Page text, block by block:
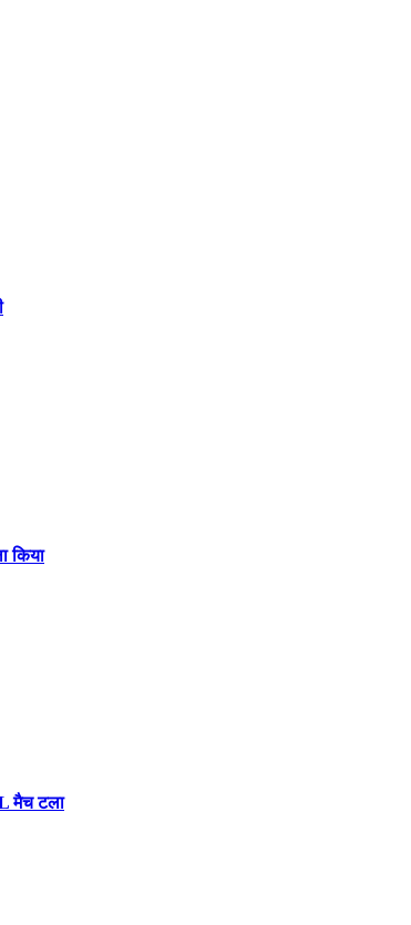
किया
मैच टला